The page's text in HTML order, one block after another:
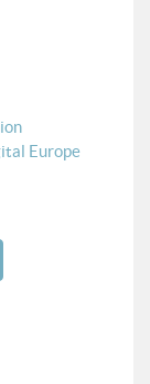
Europe